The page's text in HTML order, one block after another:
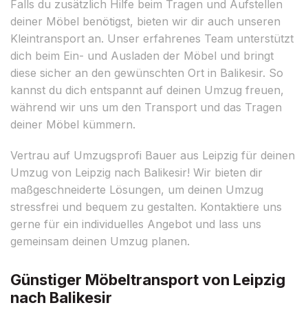
Falls du zusätzlich Hilfe beim Tragen und Aufstellen
deiner Möbel benötigst, bieten wir dir auch unseren
Kleintransport an. Unser erfahrenes Team unterstützt
dich beim Ein- und Ausladen der Möbel und bringt
diese sicher an den gewünschten Ort in Balikesir. So
kannst du dich entspannt auf deinen Umzug freuen,
während wir uns um den Transport und das Tragen
deiner Möbel kümmern.
Vertrau auf Umzugsprofi Bauer aus Leipzig für deinen
Umzug von Leipzig nach Balikesir! Wir bieten dir
maßgeschneiderte Lösungen, um deinen Umzug
stressfrei und bequem zu gestalten. Kontaktiere uns
gerne für ein individuelles Angebot und lass uns
gemeinsam deinen Umzug planen.
Günstiger Möbeltransport von Leipzig
nach Balikesir